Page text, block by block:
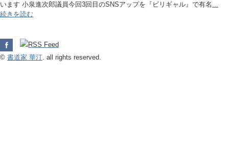
います 小泉進次郎議員今回3回目のSNSアップを『ビリギャル』で有名 ...
続きを読む
© 書道家 華汀. all rights reserved.